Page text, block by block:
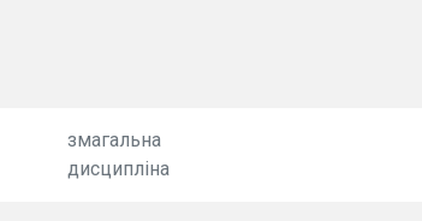
змагальна
дисципліна